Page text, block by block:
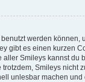
werden können,
gibt es einen kurzen
aller Smileys kannst du
trotzdem, Smileys nicht
unlesbar machen und